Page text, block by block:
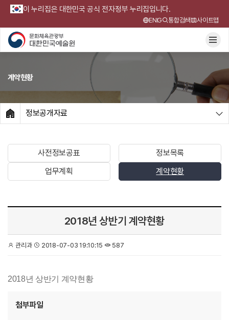
이 누리집은 대한민국 공식 전자정부 누리집입니다.
ENG 통합검색 사이트맵
계약현황
HOME
정보공개자료
사전정보공표
정보목록
업무계획
계약현황
2018년 상반기 계약현황
관리과 2018-07-03 19:10:15 587
2018년 상반기 계약현황
첨부파일